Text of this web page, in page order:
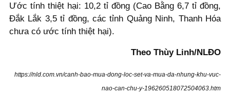
Ước tính thiệt hại: 10,2 tỉ đồng (Cao Bằng 6,7 tỉ đồng,
Đắk Lắk 3,5 tỉ đồng, các tỉnh Quảng Ninh, Thanh Hóa
chưa có ước tính thiệt hại).
Theo Thùy Linh/NLĐO
https://nld.com.vn/canh-bao-mua-dong-loc-set-va-mua-da-nhung-khu-vuc-
nao-can-chu-y-196260518072504063.htm